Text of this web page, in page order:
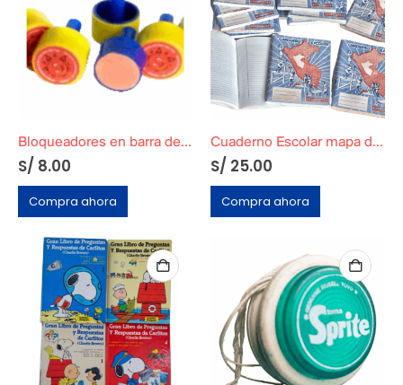
Bloqueadores en barra de D’Onofrio
S/ 8.00
Compra ahora
Cuaderno Escolar mapa del Perú
S/ 25.00
Compra ahora